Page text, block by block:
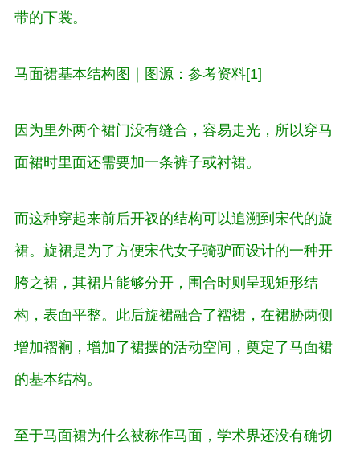
带的下裳。
马面裙基本结构图｜图源：参考资料[1]
因为里外两个裙门没有缝合，容易走光，所以穿马
面裙时里面还需要加一条裤子或衬裙。
而这种穿起来前后开衩的结构可以追溯到宋代的旋
裙。旋裙是为了方便宋代女子骑驴而设计的一种开
胯之裙，其裙片能够分开，围合时则呈现矩形结
构，表面平整。此后旋裙融合了褶裙，在裙胁两侧
增加褶裥，增加了裙摆的活动空间，奠定了马面裙
的基本结构。
至于马面裙为什么被称作马面，学术界还没有确切